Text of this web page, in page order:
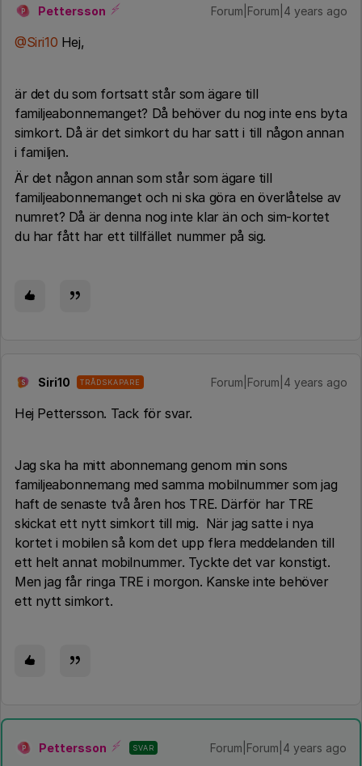
P Pettersson Forum|Forum|4 years ago
@Siri10 Hej,
är det du som fortsatt står som ägare till
familjeabonnemanget? Då behöver du nog inte ens byta
simkort. Då är det simkort du har satt i till någon annan
i familjen.
Är det någon annan som står som ägare till
familjeabonnemanget och ni ska göra en överlåtelse av
numret? Då är denna nog inte klar än och sim-kortet
du har fått har ett tillfället nummer på sig.
S Siri10 TRÅDSKAPARE Forum|Forum|4 years ago
Hej Pettersson. Tack för svar.
Jag ska ha mitt abonnemang genom min sons
familjeabonnemang med samma mobilnummer som jag
haft de senaste två åren hos TRE. Därför har TRE
skickat ett nytt simkort till mig. När jag satte i nya
kortet i mobilen så kom det upp flera meddelanden till
ett helt annat mobilnummer. Tyckte det var konstigt.
Men jag får ringa TRE i morgon. Kanske inte behöver
ett nytt simkort.
P Pettersson SVAR Forum|Forum|4 years ago